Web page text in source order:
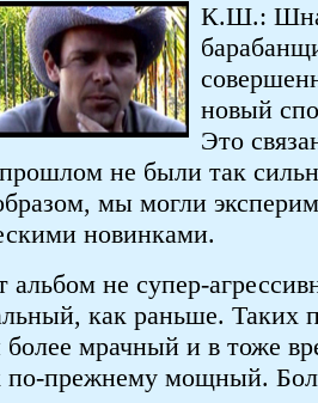
К.Ш.:
новый
Это
не были так
мы могли
новинками.
альбом не супер-
как раньше. Таких
мрачный и в тоже
по-прежнему мощный.